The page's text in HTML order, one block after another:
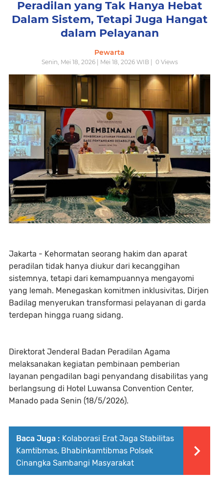
Peradilan yang Tak Hanya Hebat
Dalam Sistem, Tetapi Juga Hangat
dalam Pelayanan
Pewarta
Senin, Mei 18, 2026 | Mei 18, 2026 WIB | 0Views
Jakarta - Kehormatan seorang hakim dan aparat
peradilan tidak hanya diukur dari kecanggihan
sistemnya, tetapi dari kemampuannya mengayomi
yang lemah. Menegaskan komitmen inklusivitas, Dirjen
Badilag menyerukan transformasi pelayanan di garda
terdepan hingga ruang sidang.
Direktorat Jenderal Badan Peradilan Agama
melaksanakan kegiatan pembinaan pemberian
layanan pengadilan bagi penyandang disabilitas yang
berlangsung di Hotel Luwansa Convention Center,
Manado pada Senin (18/5/2026).
Baca Juga : Kolaborasi Erat Jaga Stabilitas
Kamtibmas, Bhabinkamtibmas Polsek
Cinangka Sambangi Masyarakat